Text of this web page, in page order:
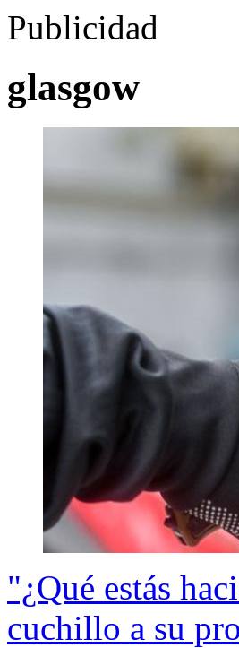
Publicidad
glasgow
"¿Qué estás
cuchillo a su